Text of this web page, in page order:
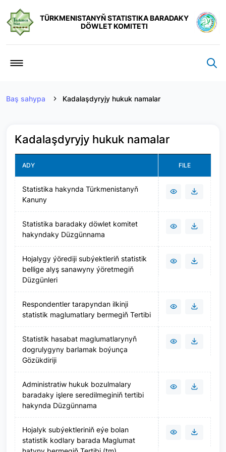
TÜRKMENISTANYŇ STATISTIKA BARADAKY
DÖWLET KOMITETI
Baş sahypa Kadalaşdyryjy hukuk namalar
Kadalaşdyryjy hukuk namalar
ADY FILE
Statistika hakynda Türkmenistanyň
Kanuny
Statistika baradaky döwlet komitet
hakyndaky Düzgünnama
Hojalygy ýörediji subýektleriň statistik
bellige alyş sanawyny ýöretmegiň
Düzgünleri
Respondentler tarapyndan ilkinji
statistik maglumatlary bermegiň Tertibi
Statistik hasabat maglumatlarynyň
dogrulygyny barlamak boýunça
Gözükdiriji
Administratiw hukuk bozulmalary
baradaky işlere seredilmeginiň tertibi
hakynda Düzgünnama
Hojalyk subýektleriniň eýe bolan
statistik kodlary barada Maglumat